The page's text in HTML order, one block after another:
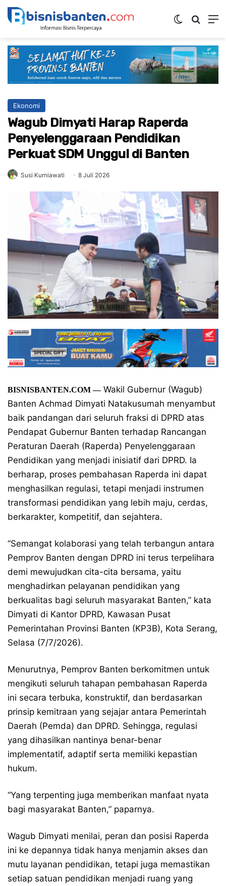
Switch skin
Ekonomi
Wagub Dimyati Harap Raperda
Penyelenggaraan Pendidikan
Perkuat SDM Unggul di Banten
Susi Kurniawati 8 Juli 2026
BISNISBANTEN.COM—Wakil Gubernur (Wagub)
Banten Achmad Dimyati Natakusumah menyambut
baik pandangan dari seluruh fraksi di DPRD atas
Pendapat Gubernur Banten terhadap Rancangan
Peraturan Daerah (Raperda) Penyelenggaraan
Pendidikan yang menjadi inisiatif dari DPRD. Ia
berharap, proses pembahasan Raperda ini dapat
menghasilkan regulasi, tetapi menjadi instrumen
transformasi pendidikan yang lebih maju, cerdas,
berkarakter, kompetitif, dan sejahtera.
“Semangat kolaborasi yang telah terbangun antara
Pemprov Banten dengan DPRD ini terus terpelihara
demi mewujudkan cita-cita bersama, yaitu
menghadirkan pelayanan pendidikan yang
berkualitas bagi seluruh masyarakat Banten,” kata
Dimyati di Kantor DPRD, Kawasan Pusat
Pemerintahan Provinsi Banten (KP3B), Kota Serang,
Selasa (7/7/2026).
Menurutnya, Pemprov Banten berkomitmen untuk
mengikuti seluruh tahapan pembahasan Raperda
ini secara terbuka, konstruktif, dan berdasarkan
prinsip kemitraan yang sejajar antara Pemerintah
Daerah (Pemda) dan DPRD. Sehingga, regulasi
yang dihasilkan nantinya benar-benar
implementatif, adaptif serta memiliki kepastian
hukum.
“Yang terpenting juga memberikan manfaat nyata
bagi masyarakat Banten,” paparnya.
Wagub Dimyati menilai, peran dan posisi Raperda
ini ke depannya tidak hanya menjamin akses dan
mutu layanan pendidikan, tetapi juga memastikan
setiap satuan pendidikan menjadi ruang yang